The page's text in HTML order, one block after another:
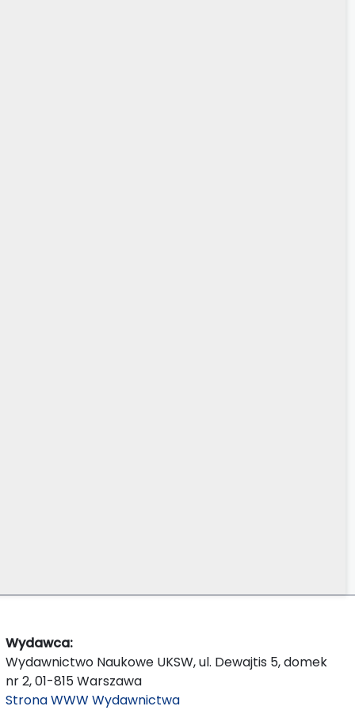
Wydawca:
Wydawnictwo Naukowe UKSW, ul. Dewajtis 5, domek
nr 2, 01-815 Warszawa
Strona WWW Wydawnictwa